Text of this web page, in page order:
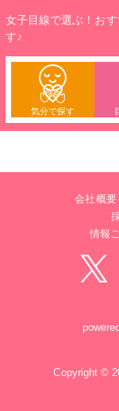
女子目線で選ぶ！お
す♪
気分で探す
会社概要
情報
Copyright ©